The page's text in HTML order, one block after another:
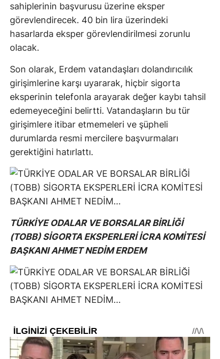
sahiplerinin başvurusu üzerine eksper
görevlendirecek. 40 bin lira üzerindeki
hasarlarda eksper görevlendirilmesi zorunlu
olacak.
Son olarak, Erdem vatandaşları dolandırıcılık
girişimlerine karşı uyararak, hiçbir sigorta
eksperinin telefonla arayarak değer kaybı tahsil
edemeyeceğini belirtti. Vatandaşların bu tür
girişimlere itibar etmemeleri ve şüpheli
durumlarda resmi mercilere başvurmaları
gerektiğini hatırlattı.
TÜRKİYE ODALAR VE BORSALAR BİRLİĞİ
(TOBB) SİGORTA EKSPERLERİ İCRA KOMİTESİ
BAŞKANI AHMET NEDİM ERDEM